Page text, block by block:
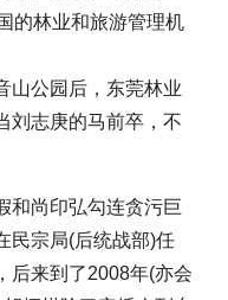
的林业和旅游管理机
山公园后，东莞林业
刘志庚的马前卒，不
和尚印弘勾连贪污巨
民宗局(后统战部)任
后来到了2008年(亦会